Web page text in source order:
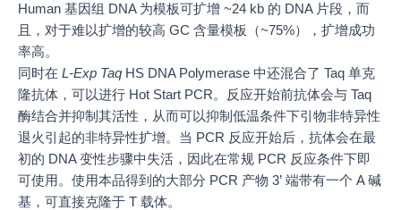
Human 基因组 DNA 为模板可扩增 ~24 kb 的 DNA 片段，而
且，对于难以扩增的较高 GC 含量模板（~75%），扩增成功
率高。
同时在 L-Exp Taq HS DNA Polymerase 中还混合了 Taq 单克
隆抗体，可以进行 Hot Start PCR。反应开始前抗体会与 Taq
酶结合并抑制其活性，从而可以抑制低温条件下引物非特异性
退火引起的非特异性扩增。当 PCR 反应开始后，抗体会在最
初的 DNA 变性步骤中失活，因此在常规 PCR 反应条件下即
可使用。使用本品得到的大部分 PCR 产物 3’ 端带有一个 A 碱
基，可直接克隆于 T 载体。